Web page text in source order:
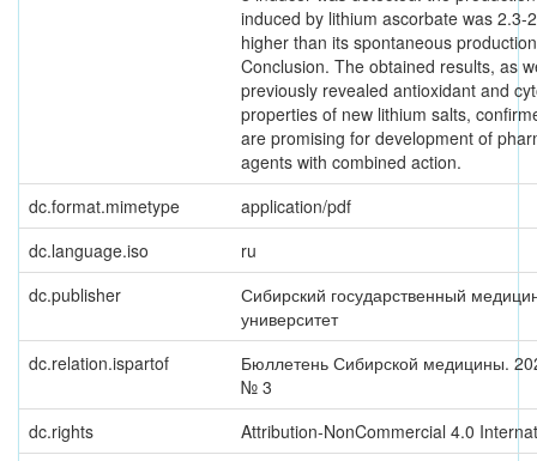
induced by lithium ascorbate was 2.3-
higher than its spontaneous
Conclusion. The obtained results, as
previously revealed antioxidant and
properties of new lithium salts,
are promising for development of
agents with combined action.
dc.format.mimetype
application/pdf
dc.language.iso
ru
dc.publisher
Сибирский государственный
университет
dc.relation.ispartof
Бюллетень Сибирской медицины.
№ 3
dc.rights
Attribution-NonCommercial 4.0